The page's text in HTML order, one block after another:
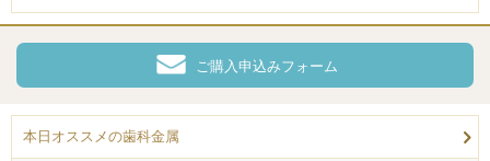
ご購入申込みフォーム
本日オススメの歯科金属